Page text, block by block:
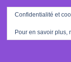
Confidentialité et
Pour en savoir plus,